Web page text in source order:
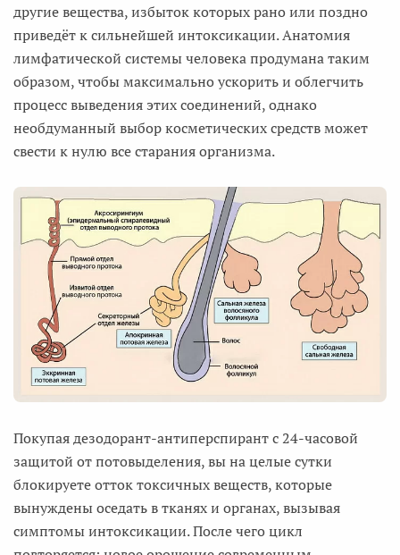
другие вещества, избыток которых рано или поздно
приведёт к сильнейшей интоксикации. Анатомия
лимфатической системы человека продумана таким
образом, чтобы максимально ускорить и облегчить
процесс выведения этих соединений, однако
необдуманный выбор косметических средств может
свести к нулю все старания организма.
Покупая дезодорант-антиперспирант с 24-часовой
защитой от потовыделения, вы на целые сутки
блокируете отток токсичных веществ, которые
вынуждены оседать в тканях и органах, вызывая
симптомы интоксикации. После чего цикл